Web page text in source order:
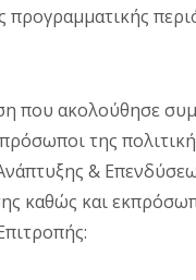
προγραμματικής
που ακολούθησε
της
&
καθώς και